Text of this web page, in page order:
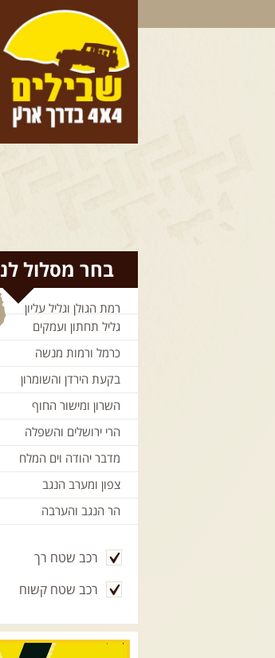
בחר מסלול
רמת הגולן וגליל עליון
גליל תחתון ועמקים
כרמל ורמות מנשה
בקעת הירדן והשומרון
השרון ומישור החוף
הרי ירושלים והשפלה
מדבר יהודה וים המלח
צפון ומערב הנגב
הר הנגב והערבה
רכב שטח רך
רכב שטח קשוח